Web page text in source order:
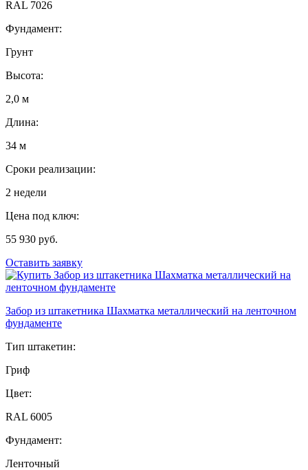
RAL 7026
Фундамент:
Грунт
Высота:
2,0 м
Длина:
34 м
Сроки реализации:
2 недели
Цена под ключ:
55 930 руб.
Оставить заявку
Забор из штакетника Шахматка металлический на ленточном
фундаменте
Тип штакетин:
Гриф
Цвет:
RAL 6005
Фундамент:
Ленточный